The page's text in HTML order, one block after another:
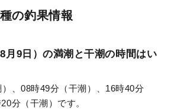
の釣果情報
月9日）の満潮と干潮の時間はい
、08時49分（干潮）、16時40分
分（干潮）です。